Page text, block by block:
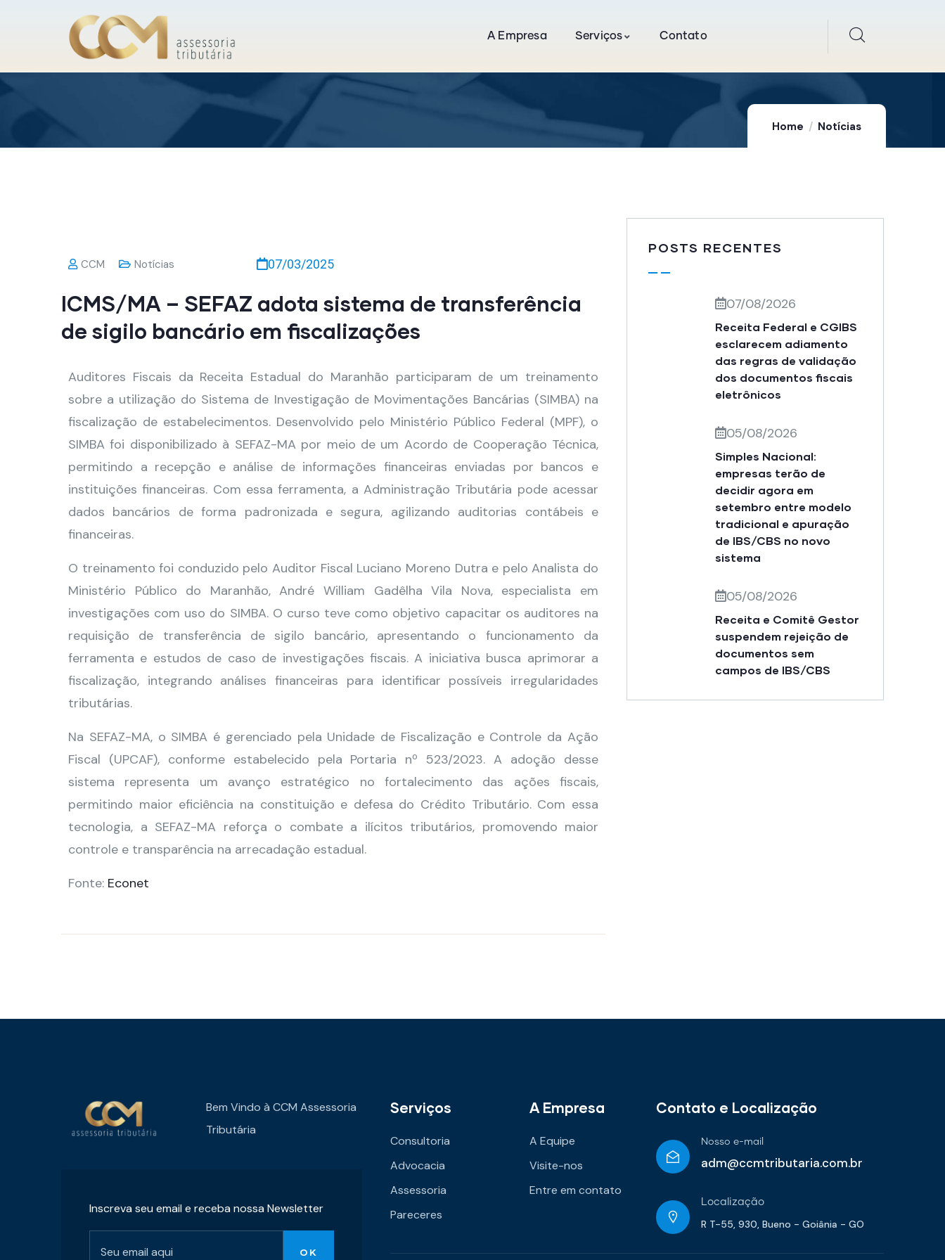
A Empresa Serviços Contato
Home Notícias
CCM Notícias 07/03/2025
ICMS/MA – SEFAZ adota sistema de transferência
de sigilo bancário em fiscalizações
Auditores Fiscais da Receita Estadual do Maranhão participaram de um treinamento
sobre a utilização do Sistema de Investigação de Movimentações Bancárias (SIMBA) na
fiscalização de estabelecimentos. Desenvolvido pelo Ministério Público Federal (MPF), o
SIMBA foi disponibilizado à SEFAZ-MA por meio de um Acordo de Cooperação Técnica,
permitindo a recepção e análise de informações financeiras enviadas por bancos e
instituições financeiras. Com essa ferramenta, a Administração Tributária pode acessar
dados bancários de forma padronizada e segura, agilizando auditorias contábeis e
financeiras.
O treinamento foi conduzido pelo Auditor Fiscal Luciano Moreno Dutra e pelo Analista do
Ministério Público do Maranhão, André William Gadêlha Vila Nova, especialista em
investigações com uso do SIMBA. O curso teve como objetivo capacitar os auditores na
requisição de transferência de sigilo bancário, apresentando o funcionamento da
ferramenta e estudos de caso de investigações fiscais. A iniciativa busca aprimorar a
fiscalização, integrando análises financeiras para identificar possíveis irregularidades
tributárias.
Na SEFAZ-MA, o SIMBA é gerenciado pela Unidade de Fiscalização e Controle da Ação
Fiscal (UPCAF), conforme estabelecido pela Portaria nº 523/2023. A adoção desse
sistema representa um avanço estratégico no fortalecimento das ações fiscais,
permitindo maior eficiência na constituição e defesa do Crédito Tributário. Com essa
tecnologia, a SEFAZ-MA reforça o combate a ilícitos tributários, promovendo maior
controle e transparência na arrecadação estadual.
Fonte: Econet
POSTS RECENTES
07/08/2026
Receita Federal e CGIBS
esclarecem adiamento
das regras de validação
dos documentos fiscais
eletrônicos
05/08/2026
Simples Nacional:
empresas terão de
decidir agora em
setembro entre modelo
tradicional e apuração
de IBS/CBS no novo
sistema
05/08/2026
Receita e Comitê Gestor
suspendem rejeição de
documentos sem
campos de IBS/CBS
Bem Vindo à CCM Assessoria
Tributária
Inscreva seu email e receba nossa Newsletter
Serviços
Consultoria
Advocacia
Assessoria
Pareceres
A Empresa
A Equipe
Visite-nos
Entre em contato
Contato e Localização
Nosso e-mail
adm@ccmtributaria.com.br
Localização
R T-55, 930, Bueno - Goiânia - GO